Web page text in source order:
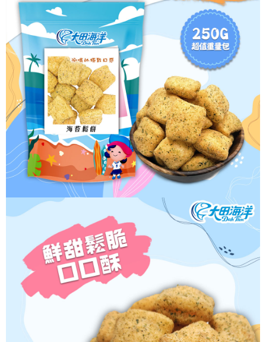
【關於「AFTEE先享後付」】
AFTEE先享後付是「在收到商品之後才付款」的支付方式。 讓您購物簡單
便利好安心！
１．簡單：不需註冊會員、不需綁卡、不需儲值。
２．便利：只要手機號碼，簡訊認證，即可結帳。
３．安心：先確認商品／服務後，再付款。
【「AFTEE先享後付」結帳流程】
１．於結帳方式選擇「AFTEE先享後付」後，將跳轉至「AFTEE先享後付」
結帳頁面，進行簡訊認證並確認金額後，即可完成結帳。
２．訂單成立數日內，您將收到繳費通知簡訊。
３．收到繳費通知簡訊後14天內，點擊此簡訊中的連結，可透過四大超商／
ATM／網路銀行／等多元方式進行付款，方視為交易完成。
※ 請注意：結帳手續完成當下不需立刻繳費，但若您需要取消訂單，請聯絡
購買商品的店家。未經商家同意取消之訂單仍視為有效，需透過AFTEE先享
後付繳納相關費用。
※ 交易是否成功請以「AFTEE先享後付 」之結帳頁面顯示為準，若有關於
是否繳費成功／繳費後需取消欲退款等相關疑問，請聯繫「AFTEE先享後付
客戶支援中心」https://netprotections.freshdesk.com/support/home
【注意事項】
１．透過由恩沛科技股份有限公司提供之「AFTEE先享後付」服務完成之交
易，需依本服務之必要範圍內提供個人資料，並將交易相關給付款項請求債
權轉讓予恩沛科技股份有限公司。
２．關於個人資料處理事宜，請瀏覽以下網址：
https://aftee.tw/terms/#terms3
３．未成年的使用者請事先徵得法定代理人或監護人之同意方可使用
「AFTEE先享後付」，若未經同意申辦者引起之損失，本公司不負相關責
４．使用「AFTEE先享後付」時，將依據個別帳號之用戶狀況，依本公司即
時審查核予不同之上限額度；若仍有額度不足之情形，本公司將視審查結果
請求用戶進行身份認證。
ATM付款
全家取貨付款
每筆NT$60，滿NT$699(含以上)免運費
付款後全家取貨
每筆NT$60，滿NT$699(含以上)免運費
7-11取貨付款
每筆NT$60，滿NT$699(含以上)免運費
付款後7-11取貨
每筆NT$60，滿NT$699(含以上)免運費
宅配
每筆NT$150，滿NT$1,200(含以上)免運費